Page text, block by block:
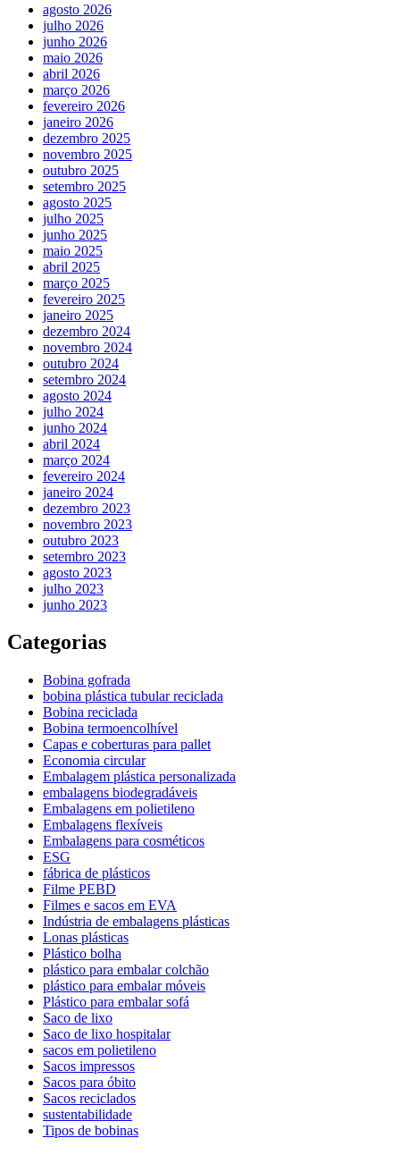
agosto 2026
julho 2026
junho 2026
maio 2026
abril 2026
março 2026
fevereiro 2026
janeiro 2026
dezembro 2025
novembro 2025
outubro 2025
setembro 2025
agosto 2025
julho 2025
junho 2025
maio 2025
abril 2025
março 2025
fevereiro 2025
janeiro 2025
dezembro 2024
novembro 2024
outubro 2024
setembro 2024
agosto 2024
julho 2024
junho 2024
abril 2024
março 2024
fevereiro 2024
janeiro 2024
dezembro 2023
novembro 2023
outubro 2023
setembro 2023
agosto 2023
julho 2023
junho 2023
Categorias
Bobina gofrada
bobina plástica tubular reciclada
Bobina reciclada
Bobina termoencolhível
Capas e coberturas para pallet
Economia circular
Embalagem plástica personalizada
embalagens biodegradáveis
Embalagens em polietileno
Embalagens flexíveis
Embalagens para cosméticos
ESG
fábrica de plásticos
Filme PEBD
Filmes e sacos em EVA
Indústria de embalagens plásticas
Lonas plásticas
Plástico bolha
plástico para embalar colchão
plástico para embalar móveis
Plástico para embalar sofá
Saco de lixo
Saco de lixo hospitalar
sacos em polietileno
Sacos impressos
Sacos para óbito
Sacos reciclados
sustentabilidade
Tipos de bobinas